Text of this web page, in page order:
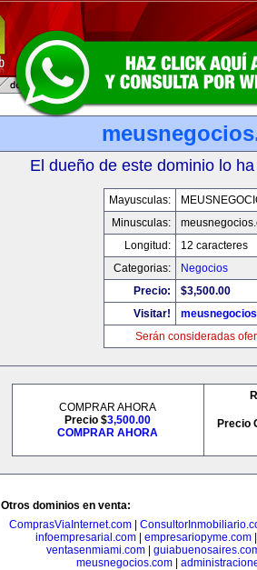
El dueño de este dominio lo
Mayusculas:
Minusculas:
Longitud:
12 caracteres
Categorias:
Negocios
Precio:
$3,500.00
Visitar!
Serán consideradas
COMPRAR AHORA
Precio $3,500.00
COMPRAR AHORA
Precio
Otros dominios en venta:
ComprasViaInternet.com
infoempresarial.com| empresariopyme.com
ventasenmiami.com|
meusnegocios.com|